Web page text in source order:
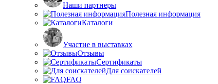
Наши партнеры
Полезная информация
Каталоги
Участие в выставках
Отзывы
Сертификаты
Для соискателей
FAQ